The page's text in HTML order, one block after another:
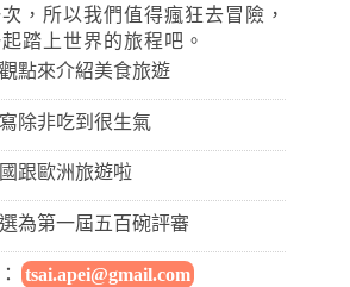
，所以我們值得瘋狂去冒險，
踏上世界的旅程吧。
點來介紹美食旅遊
除非吃到很生氣
跟歐洲旅遊啦
為第一屆五百碗評審
tsai.apei@gmail.com